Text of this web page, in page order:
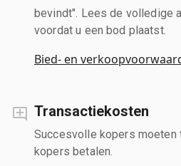
bevindt". Lees de volledige
voordat u een bod plaatst.
Bied- en
Transactiekosten
Succesvolle kopers
kopers betalen.